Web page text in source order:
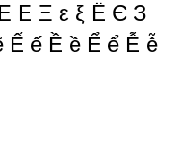
Ε Ξ ε ξ Ё Є З
Ế ế Ề ề Ể ể Ễ ễ